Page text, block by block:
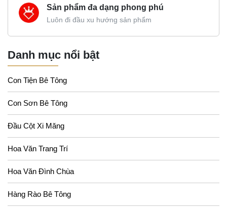
Sản phẩm đa dạng phong phú
Luôn đi đầu xu hướng sản phẩm
Danh mục nổi bật
Con Tiện Bê Tông
Con Sơn Bê Tông
Đầu Cột Xi Măng
Hoa Văn Trang Trí
Hoa Văn Đình Chùa
Hàng Rào Bê Tông